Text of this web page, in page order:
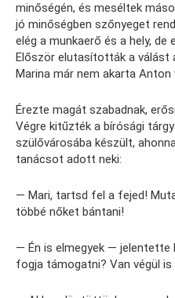
minőségén, és meséltek
jó minőségben szőnyeget
elég a munkaerő és a hely, de
Először elutasították a válást
Marina már nem akarta
Érezte magát szabadnak,
Végre kitűzték a bírósági
szülővárosába készült,
tanácsot adott neki:
— Mari, tartsd fel a fejed!
többé nőket bántani!
— Én is elmegyek — jelentette
fogja támogatni? Van végül